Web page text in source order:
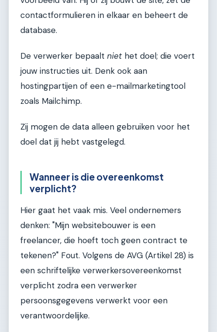
contactformulieren in elkaar en beheert de
database.
De verwerker bepaalt niet het doel; die voert
jouw instructies uit. Denk ook aan
hostingpartijen of een e-mailmarketingtool
zoals Mailchimp.
Zij mogen de data alleen gebruiken voor het
doel dat jij hebt vastgelegd.
Wanneer is die overeenkomst
verplicht?
Hier gaat het vaak mis. Veel ondernemers
denken: "Mijn websitebouwer is een
freelancer, die hoeft toch geen contract te
tekenen?" Fout. Volgens de AVG (Artikel 28) is
een schriftelijke verwerkersovereenkomst
verplicht zodra een verwerker
persoonsgegevens verwerkt voor een
verantwoordelijke.